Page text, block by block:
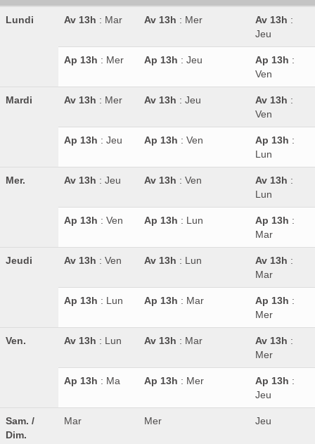
Lundi Av 13h : Mar Av 13h : Mer Av 13h :
Jeu
Ap 13h : Mer Ap 13h : Jeu Ap 13h :
Ven
Mardi Av 13h : Mer Av 13h : Jeu Av 13h :
Ven
Ap 13h : Jeu Ap 13h : Ven Ap 13h :
Lun
Mer. Av 13h : Jeu Av 13h : Ven Av 13h :
Lun
Ap 13h : Ven Ap 13h : Lun Ap 13h :
Mar
Jeudi Av 13h : Ven Av 13h : Lun Av 13h :
Mar
Ap 13h : Lun Ap 13h : Mar Ap 13h :
Mer
Ven. Av 13h : Lun Av 13h : Mar Av 13h :
Mer
Ap 13h : Ma Ap 13h : Mer Ap 13h :
Jeu
Sam. /
Dim.
Mar Mer Jeu